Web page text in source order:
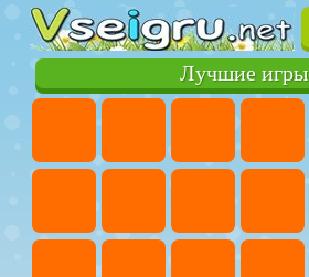
Лучшие игры